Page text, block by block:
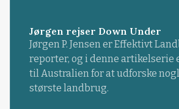
Jørgen rejser Down Under
Jørgen P. Jensen er Effektivt
reporter, og i denne artikelserie
til Australien for at udforske
største landbrug.